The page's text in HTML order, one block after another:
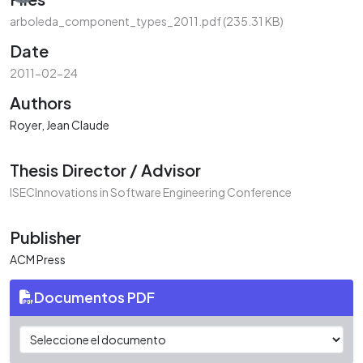
arboleda_component_types_2011.pdf(235.31 KB)
Date
2011-02-24
Authors
Royer, Jean Claude
Thesis Director / Advisor
ISECInnovations in Software Engineering Conference
Publisher
ACM Press
Documentos PDF